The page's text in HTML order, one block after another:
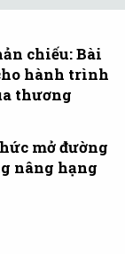
chiếu: Bài
hành trình
thương
mở đường
nâng hạng